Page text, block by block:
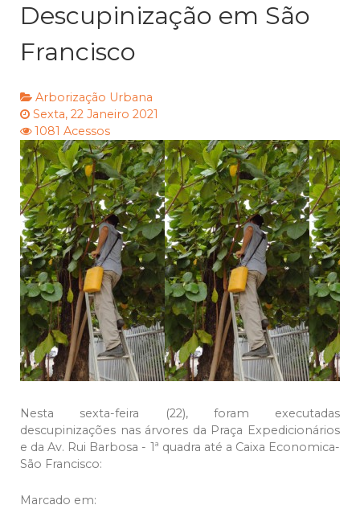
Descupinização em São
Francisco
Arborização Urbana
Sexta, 22 Janeiro 2021
1081 Acessos
Nesta sexta-feira (22), foram executadas
descupinizações nas árvores da Praça Expedicionários
e da Av. Rui Barbosa - 1ª quadra até a Caixa Economica-
São Francisco:
Marcado em: